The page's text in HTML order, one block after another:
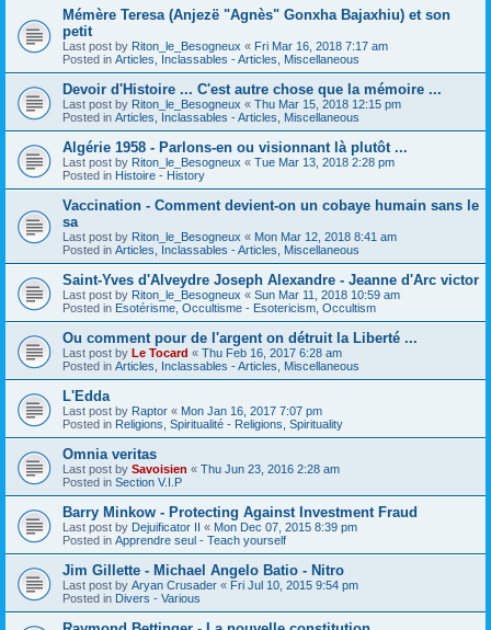
Mémère Teresa (Anjezë "Agnès" Gonxha Bajaxhiu) et son
petit
Last post by Riton_le_Besogneux « Fri Mar 16, 2018 7:17 am
Posted in Articles, Inclassables - Articles, Miscellaneous
Devoir d'Histoire ... C'est autre chose que la mémoire ...
Last post by Riton_le_Besogneux « Thu Mar 15, 2018 12:15 pm
Posted in Articles, Inclassables - Articles, Miscellaneous
Algérie 1958 - Parlons-en ou visionnant là plutôt ...
Last post by Riton_le_Besogneux « Tue Mar 13, 2018 2:28 pm
Posted in Histoire - History
Vaccination - Comment devient-on un cobaye humain sans le
sa
Last post by Riton_le_Besogneux « Mon Mar 12, 2018 8:41 am
Posted in Articles, Inclassables - Articles, Miscellaneous
Saint-Yves d'Alveydre Joseph Alexandre - Jeanne d'Arc victor
Last post by Riton_le_Besogneux « Sun Mar 11, 2018 10:59 am
Posted in Esotérisme, Occultisme - Esotericism, Occultism
Ou comment pour de l'argent on détruit la Liberté ...
Last post by Le Tocard « Thu Feb 16, 2017 6:28 am
Posted in Articles, Inclassables - Articles, Miscellaneous
L'Edda
Last post by Raptor « Mon Jan 16, 2017 7:07 pm
Posted in Religions, Spiritualité - Religions, Spirituality
Omnia veritas
Last post by Savoisien « Thu Jun 23, 2016 2:28 am
Posted in Section V.I.P
Barry Minkow - Protecting Against Investment Fraud
Last post by Dejuificator II « Mon Dec 07, 2015 8:39 pm
Posted in Apprendre seul - Teach yourself
Jim Gillette - Michael Angelo Batio - Nitro
Last post by Aryan Crusader « Fri Jul 10, 2015 9:54 pm
Posted in Divers - Various